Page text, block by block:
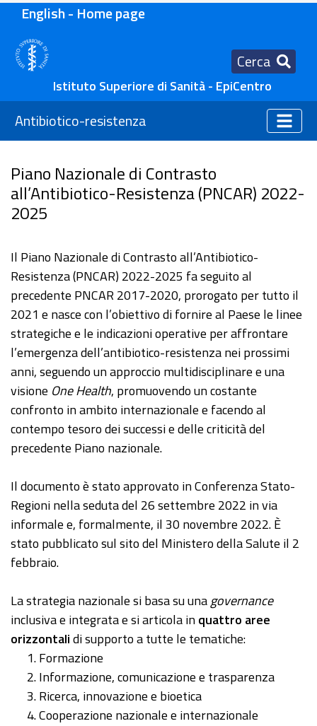
English - Home page
Cerca
Istituto Superiore di Sanità - EpiCentro
Antibiotico-resistenza
Piano Nazionale di Contrasto
all’Antibiotico-Resistenza (PNCAR) 2022-
2025
Il Piano Nazionale di Contrasto all’Antibiotico-
Resistenza (PNCAR) 2022-2025 fa seguito al
precedente PNCAR 2017-2020, prorogato per tutto il
2021 e nasce con l’obiettivo di fornire al Paese le linee
strategiche e le indicazioni operative per affrontare
l’emergenza dell’antibiotico-resistenza nei prossimi
anni, seguendo un approccio multidisciplinare e una
visione One Health, promuovendo un costante
confronto in ambito internazionale e facendo al
contempo tesoro dei successi e delle criticità del
precedente Piano nazionale.
Il documento è stato approvato in Conferenza Stato-
Regioni nella seduta del 26 settembre 2022 in via
informale e, formalmente, il 30 novembre 2022. È
stato pubblicato sul sito del Ministero della Salute il 2
febbraio.
La strategia nazionale si basa su unagovernance
inclusiva e integrata e si articola inquattro aree
orizzontalidi supporto a tutte le tematiche:
Formazione
Informazione, comunicazione e trasparenza
Ricerca, innovazione e bioetica
Cooperazione nazionale e internazionale